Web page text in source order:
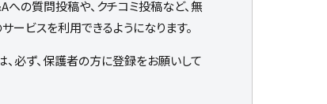
への質問投稿や、クチコミ投稿など、無
ービスを利用できるようになります。
必ず、保護者の方に登録をお願いして